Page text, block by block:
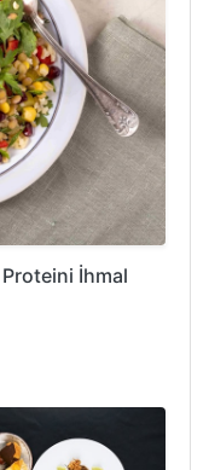
İhmal